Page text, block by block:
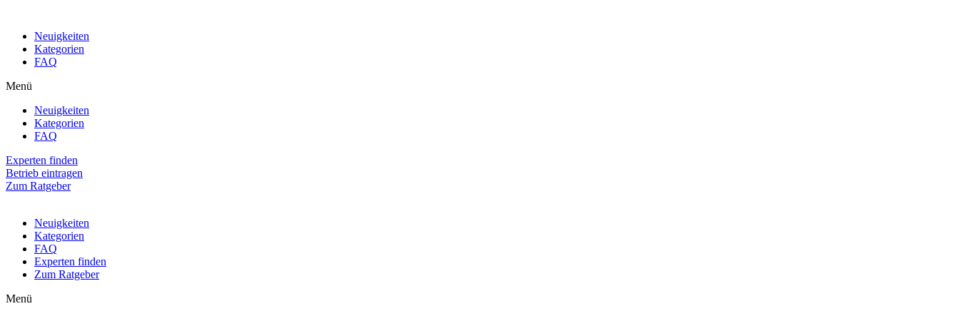
Neuigkeiten
Kategorien
FAQ
Menü
Neuigkeiten
Kategorien
FAQ
Experten finden
Betrieb eintragen
Zum Ratgeber
Neuigkeiten
Kategorien
FAQ
Experten finden
Zum Ratgeber
Menü